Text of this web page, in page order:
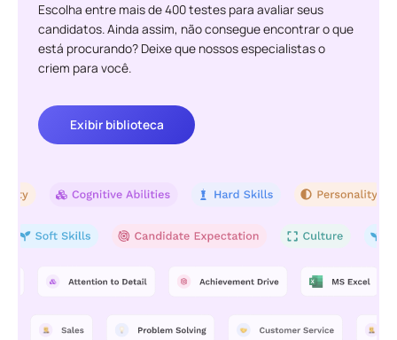
Escolha entre mais de 400 testes para avaliar seus
candidatos. Ainda assim, não consegue encontrar o que
está procurando? Deixe que nossos especialistas o
criem para você.
Exibir biblioteca